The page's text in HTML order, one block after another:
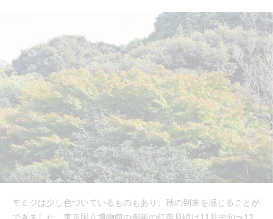
モミジは少し色づいているものもあり、秋の到来を感じることが